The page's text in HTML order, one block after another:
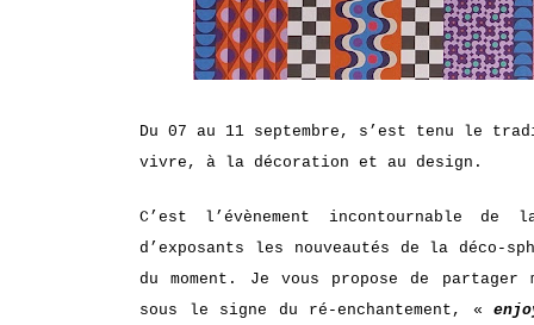
Du 07 au 11 septembre, s’est tenu le
vivre, à la décoration et au design.
C’est l’évènement incontournable
d’exposants les nouveautés de la déco-
du moment. Je vous propose de
sous le signe du ré-enchantement, «